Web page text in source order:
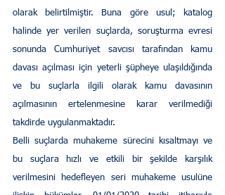
olarak belirtilmiştir. Buna göre usul; katalog
halinde yer verilen suçlarda, soruşturma evresi
sonunda Cumhuriyet savcısı tarafından kamu
davası açılması için yeterli şüpheye ulaşıldığında
ve bu suçlarla ilgili olarak kamu davasının
açılmasının ertelenmesine karar verilmediği
takdirde uygulanmaktadır.
Belli suçlarda muhakeme sürecini kısaltmayı ve
bu suçlara hızlı ve etkili bir şekilde karşılık
verilmesini hedefleyen seri muhakeme usulüne